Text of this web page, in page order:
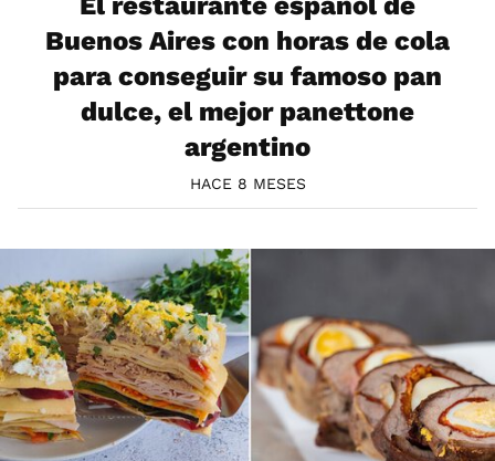
Buenos Aires con horas de cola
para conseguir su famoso pan
dulce, el mejor panettone
argentino
HACE 8 MESES